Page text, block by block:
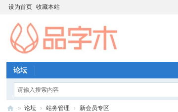
设为首页 收藏本站
论坛
» 论坛 › 站务管理 › 新会员专区